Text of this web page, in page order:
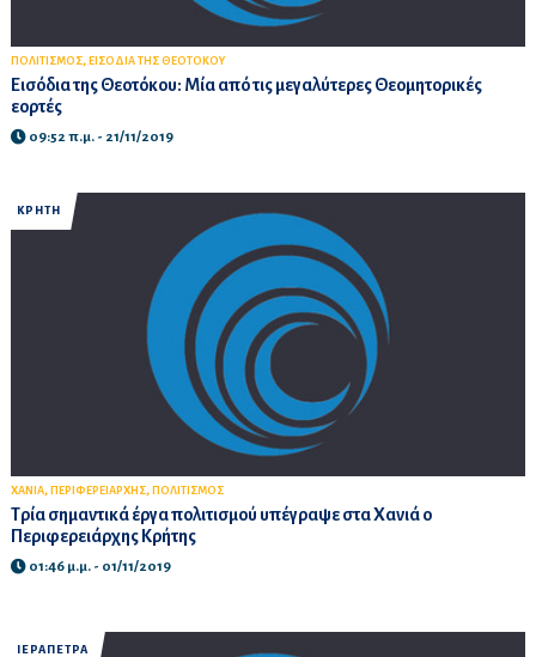
ΠΟΛΙΤΙΣΜΟΣ, ΕΙΣΟΔΙΑ ΤΗΣ ΘΕΟΤΟΚΟΥ
Εισόδια της Θεοτόκου: Μία από τις μεγαλύτερες Θεομητορικές
εορτές
09:52 π.μ. - 21/11/2019
ΚΡΗΤΗ
ΧΑΝΙΑ, ΠΕΡΙΦΕΡΕΙΑΡΧΗΣ, ΠΟΛΙΤΙΣΜΟΣ
Τρία σημαντικά έργα πολιτισμού υπέγραψε στα Χανιά ο
Περιφερειάρχης Κρήτης
01:46 μ.μ. - 01/11/2019
ΙΕΡΑΠΕΤΡΑ